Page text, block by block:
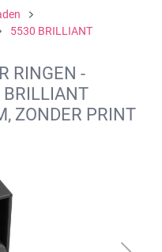
5530 BRILLIANT
RINGEN -
BRILLIANT
ZONDER PRINT